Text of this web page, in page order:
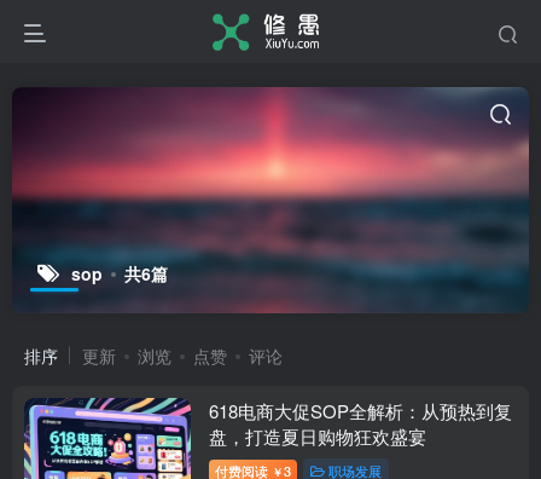
sop 共6篇
排序 更新 浏览 点赞 评论
618电商大促SOP全解析：从预热到复
盘，打造夏日购物狂欢盛宴
付费阅读 ￥3 职场发展